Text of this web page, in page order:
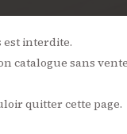
est interdite.
catalogue sans
quitter cette page.
LA CARTE